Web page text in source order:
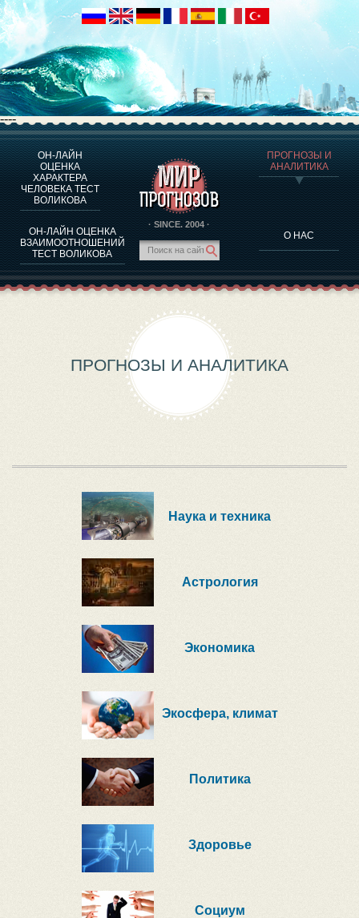
----
ОН-ЛАЙН
ОЦЕНКА
ХАРАКТЕРА
ЧЕЛОВЕКА ТЕСТ
ВОЛИКОВА
ОН-ЛАЙН ОЦЕНКА
ВЗАИМООТНОШЕНИЙ
ТЕСТ ВОЛИКОВА
· SINCE. 2004 ·
ПРОГНОЗЫ И
АНАЛИТИКА
О НАС
О ПРОГРАММЕ
ОЦЕНКА ХАРАКТЕРA ЧЕЛОВЕКА
ОЦЕНКА ХАРАКТЕРА ВЫДАЮЩИХСЯ ЛИЧНОСТЕЙ
О ПРОГРАММЕ
ТЕСТ НА СОВМЕСТИМОСТЬ ВОЛИКОВА
ПРОГНОЗЫ И АНАЛИТИКА
ПРОГНОЗЫ И АНАЛИТИКА
Наука и техника
Астрология
Экономика
Экосфера, климат
Политика
Здоровье
Социум